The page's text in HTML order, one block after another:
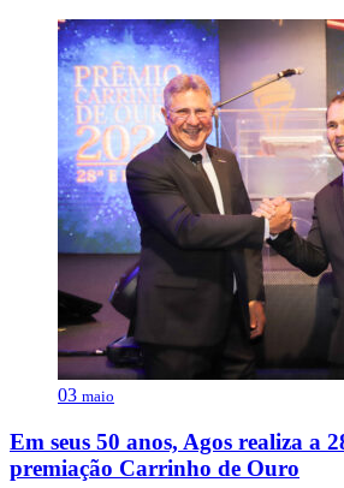
03 maio
Em seus 50 anos, Agos realiza a
premiação Carrinho de Ouro